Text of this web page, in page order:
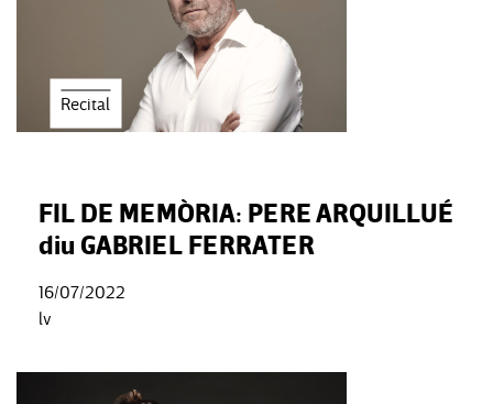
Recital
FIL DE MEMÒRIA: PERE ARQUILLUÉ
diu GABRIEL FERRATER
16/07/2022
lv